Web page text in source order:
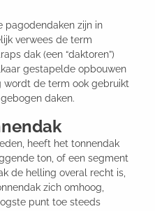
pagodendaken zijn in
verwees de term
dak (een “daktoren”)
gestapelde opbouwen
wordt de term ook gebruikt
daken.
heeft het tonnendak
ton, of een segment
de helling overal recht is,
zich omhoog,
punt toe steeds